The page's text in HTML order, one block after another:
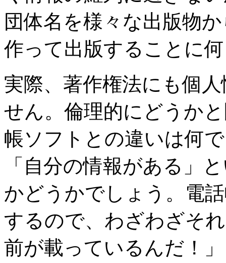
団体名を様々な出版物
作って出版することに
実際、著作権法にも個
せん。倫理的にどうか
帳ソフトとの違いは何
「自分の情報がある」
かどうかでしょう。電
するので、わざわざそ
前が載っているんだ！